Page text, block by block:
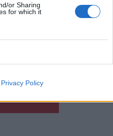
or Sharing
for which it
Privacy Policy